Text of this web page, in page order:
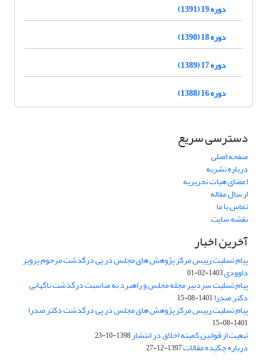
دوره 19 (1391)
دوره 18 (1390)
دوره 17 (1389)
دوره 16 (1388)
دسترسی سریع
صفحه اصلی
درباره نشریه
اعضای هیات تحریریه
ارسال مقاله
تماس با ما
نقشه سایت
آخرین اخبار
پیام تسلیت رییس مرکز پژوهش های مجلس در پی درگذشت مرحوم پرویز
داوودی1403-02-01
پیام تسلیت سردبیر مجله مجلس و راهبرد به مناسبت درگذشت ناگهانی
دکتر صدرا1401-08-15
پیام تسلیت رییس مرکز پژوهش های مجلس در پی درگذشت دکتر صدرا
1401-08-15
تبعیت از قوانین کمیته اخلاق در انتشار1398-10-23
درباره چکیده مقالات1397-12-27